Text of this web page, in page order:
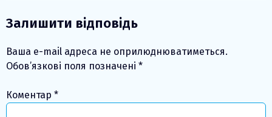
Залишити відповідь
Ваша e-mail адреса не оприлюднюватиметься.
Обов’язкові поля позначені *
Коментар *